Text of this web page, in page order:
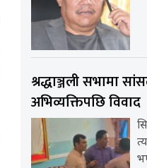
श्रद्धाञ्जली सभामा
अभिव्यक्तिपछि विवाद